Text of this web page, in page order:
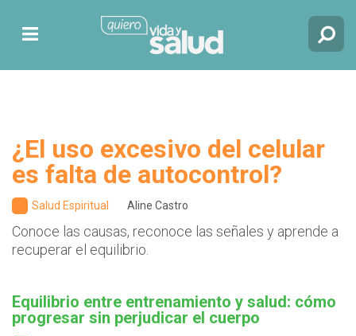
¿El uso excesivo del celular
es falta de autocontrol?
Salud Espiritual Aline Castro
Conoce las causas, reconoce las señales y aprende a
recuperar el equilibrio.
Equilibrio entre entrenamiento y salud: cómo
progresar sin perjudicar el cuerpo